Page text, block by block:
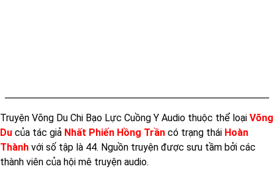
Tap 021
Tap 022
Tap 023
Tap 024
Truyện Võng Du Chi Bạo Lực Cuồng Y Audio thuộc thể loại Võng
Du của tác giả Nhất Phiến Hồng Trần có trạng thái Hoàn
Thành với số tập là 44. Nguồn truyện được sưu tầm bởi các
thành viên của hội mê truyện audio.